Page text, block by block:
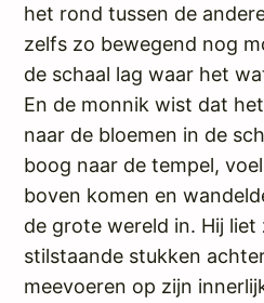
het rond tussen de
zelfs zo bewegend nog
de schaal lag waar het
En de monnik wist dat
naar de bloemen in de
boog naar de tempel,
boven komen en
de grote wereld in. Hij
stilstaande stukken
meevoeren op zijn